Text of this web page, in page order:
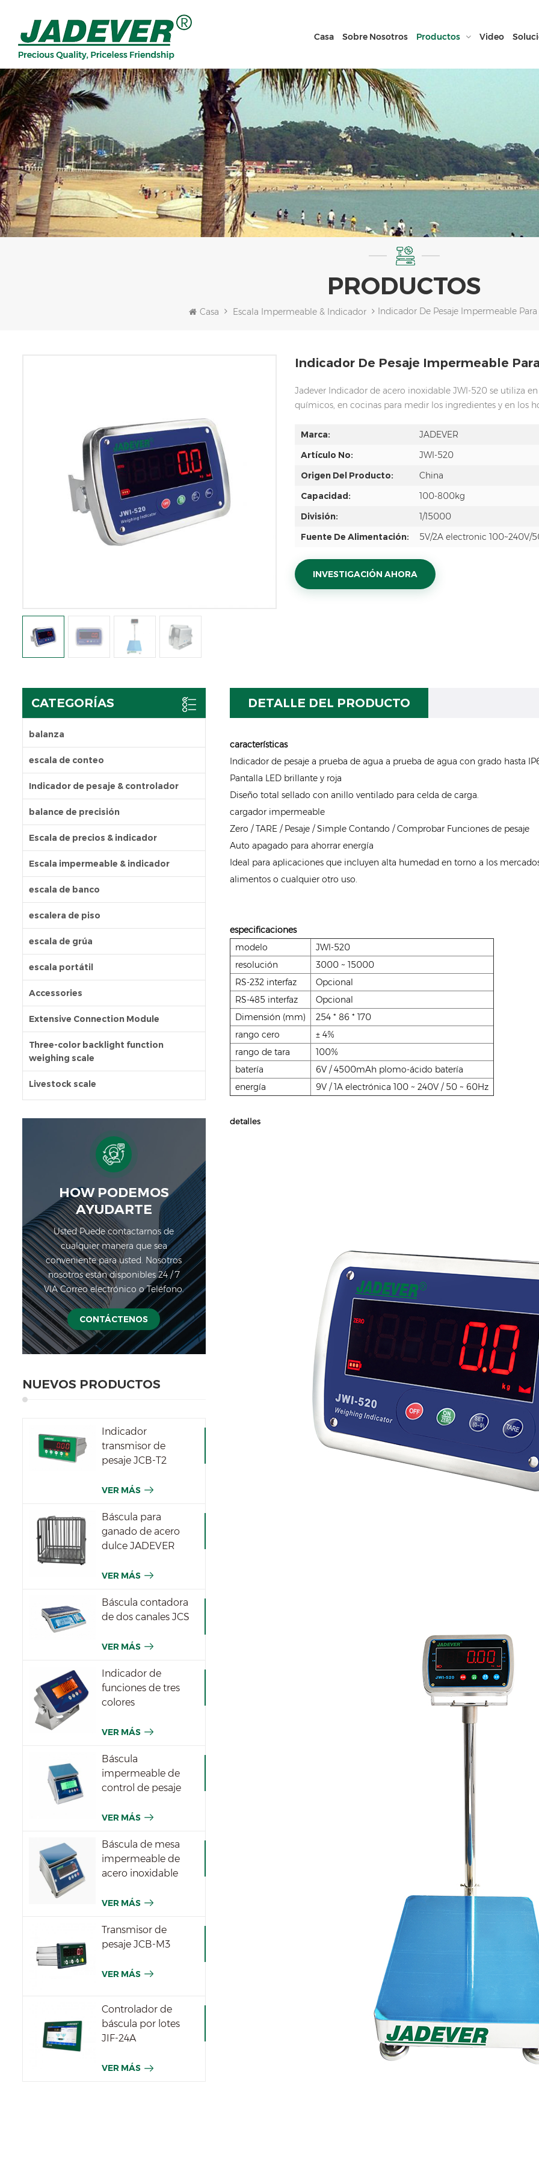
Casa Sobre Nosotros Productos Video
PRODUCTOS
Casa Escala Impermeable & Indicador Indicador De Pesaje Impermeable
Indicador De Pesaje Impermeable
Jadever Indicador de acero inoxidable JWI-520 se utiliza
químicos, en cocinas para medir los ingredientes y en los
Marca:
JADEVER
Artículo No:
JWI-520
Origen Del Producto:
China
Capacidad:
100-800kg
División:
1/15000
Fuente De Alimentación:
5V/2A electronic 100~240V/
INVESTIGACIÓN AHORA
CATEGORÍAS
balanza
escala de conteo
Indicador de pesaje & controlador
balance de precisión
Escala de precios & indicador
Escala impermeable & indicador
escala de banco
escalera de piso
escala de grúa
escala portátil
Accessories
Extensive Connection Module
Three-color backlight function
weighing scale
Livestock scale
HOW PODEMOS
AYUDARTE
Usted Puede contactarnos de
cualquier manera que sea
conveniente para usted. Nosotros
nosotros están disponibles 24 / 7
VIA Correo electrónico o Teléfono.
CONTÁCTENOS
NUEVOS PRODUCTOS
Indicador
transmisor de
pesaje JCB-T2
VER MÁS
Báscula para
ganado de acero
dulce JADEVER
VER MÁS
Báscula contadora
de dos canales JCS
VER MÁS
Indicador de
funciones de tres
colores
531T
VER MÁS
Báscula
impermeable de
control de pesaje
industria
VER MÁS
Báscula de mesa
impermeable de
acero inoxidable
VER MÁS
Transmisor de
pesaje JCB-M3
VER MÁS
Controlador de
báscula por lotes
JIF-24A
VER MÁS
DETALLE DEL PRODUCTO
características
Indicador de pesaje a prueba de agua a prueba de agua con grado hasta
Pantalla LED brillante y roja
Diseño total sellado con anillo ventilado para celda de carga.
cargador impermeable
Zero / TARE / Pesaje / Simple Contando / Comprobar Funciones de pesaje
Auto apagado para ahorrar energía
Ideal para aplicaciones que incluyen alta humedad en torno a los
alimentos o cualquier otro uso.
especificaciones
modelo
JWI-520
resolución
3000 ~ 15000
RS-232 interfaz
Opcional
RS-485 interfaz
Opcional
Dimensión (mm)
254 * 86 * 170
rango cero
± 4%
rango de tara
100%
batería
6V / 4500mAh plomo-ácido batería
energía
9V / 1A electrónica 100 ~ 240V / 50 ~ 60Hz
detalles